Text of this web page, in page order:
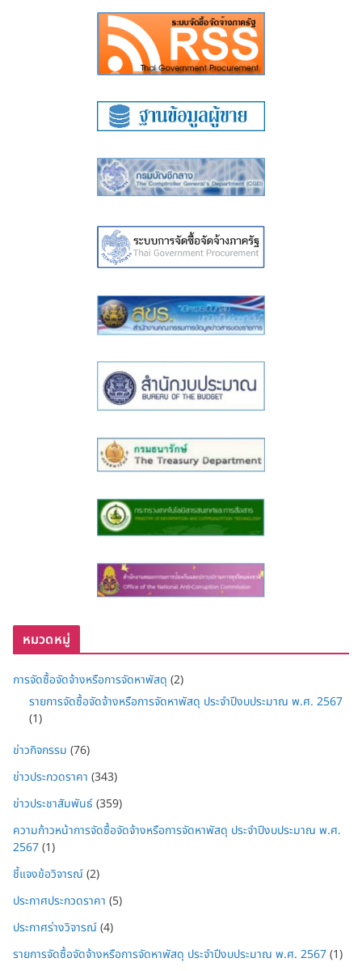
หมวดหมู่
การจัดซื้อจัดจ้างหรือการจัดหาพัสดุ (2)
รายการจัดซื้อจัดจ้างหรือการจัดหาพัสดุ ประจำปีงบประมาณ พ.ศ. 2567
(1)
ข่าวกิจกรรม (76)
ข่าวประกวดราคา (343)
ข่าวประชาสัมพันธ์(359)
ความก้าวหน้าการจัดซื้อจัดจ้างหรือการจัดหาพัสดุ ประจำปีงบประมาณ พ.ศ.
2567(1)
ชี้แจงข้อวิจารณ์(2)
ประกาศประกวดราคา (5)
ประกาศร่างวิจารณ์(4)
รายการจัดซื้อจัดจ้างหรือการจัดหาพัสดุ ประจำปีงบประมาณ พ.ศ. 2567(1)